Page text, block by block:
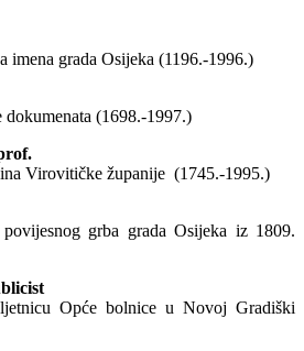
imena grada Osijeka (1196.-1996.)
dokumenata (1698.-1997.)
Virovitičke županije (1745.-1995.)
grba grada Osijeka iz 1809.
Opće bolnice u Novoj Gradiški